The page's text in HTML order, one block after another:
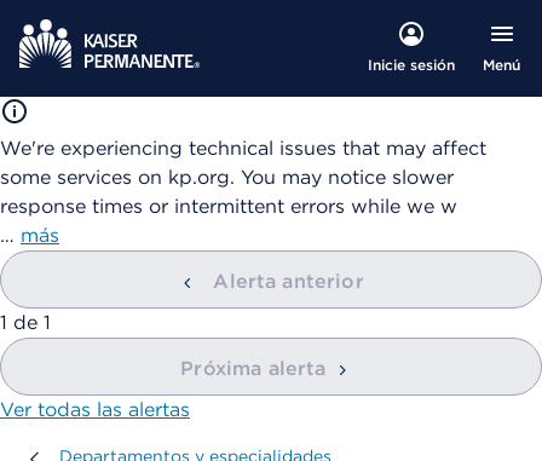
Inicie sesión Menú
We're experiencing technical issues that may affect
some services on kp.org. You may notice slower
response times or intermittent errors while we w
… más
Alerta anterior
mostrando
1 de 1
Próxima alerta
Ver todas las alertas
Departamentos y especialidades
Departamentos y especialidades